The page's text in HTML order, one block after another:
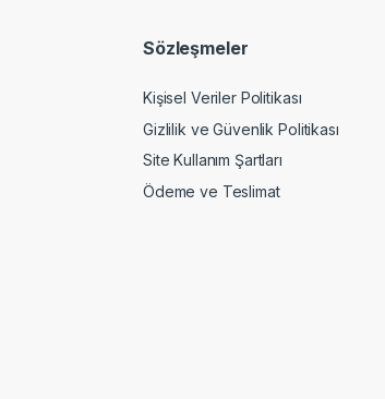
Sözleşmeler
Kişisel Veriler Politikası
Gizlilik ve Güvenlik Politikası
Site Kullanım Şartları
Ödeme ve Teslimat